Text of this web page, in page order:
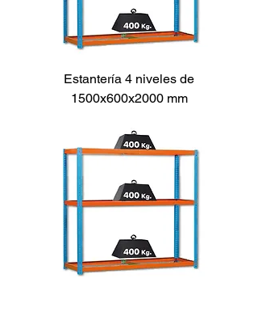
Estantería 4 niveles de
1500x600x2000 mm